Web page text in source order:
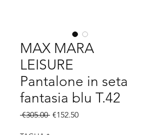
MAX MARA
LEISURE
Pantalone in seta
fantasia blu T.42
€305.00 Regular
€152.50Sale